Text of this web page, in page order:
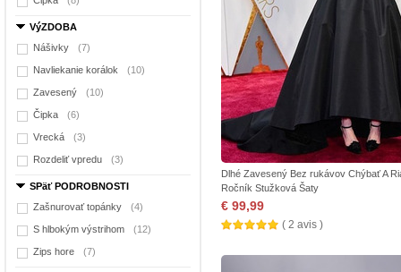
VýZDOBA
Nášivky
(7)
Navliekanie korálok (10)
Zavesený (10)
Čipka (6)
Vrecká (3)
Rozdeliť vpredu (3)
SPäť PODROBNOSTI
Zašnurovať topánky
(4)
S hlbokým výstrihom (12)
Zips hore (7)
Dlhé Zavesený Bez rukávov Chýbať A
Ročník Stužková Šaty
€ 99,99
( 2 avis )